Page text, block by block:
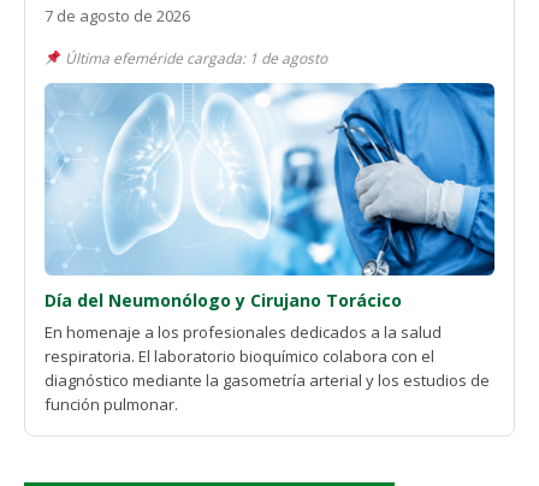
7 de agosto de 2026
Última efeméride cargada: 1 de agosto
Día del Neumonólogo y Cirujano Torácico
En homenaje a los profesionales dedicados a la salud
respiratoria. El laboratorio bioquímico colabora con el
diagnóstico mediante la gasometría arterial y los estudios de
función pulmonar.